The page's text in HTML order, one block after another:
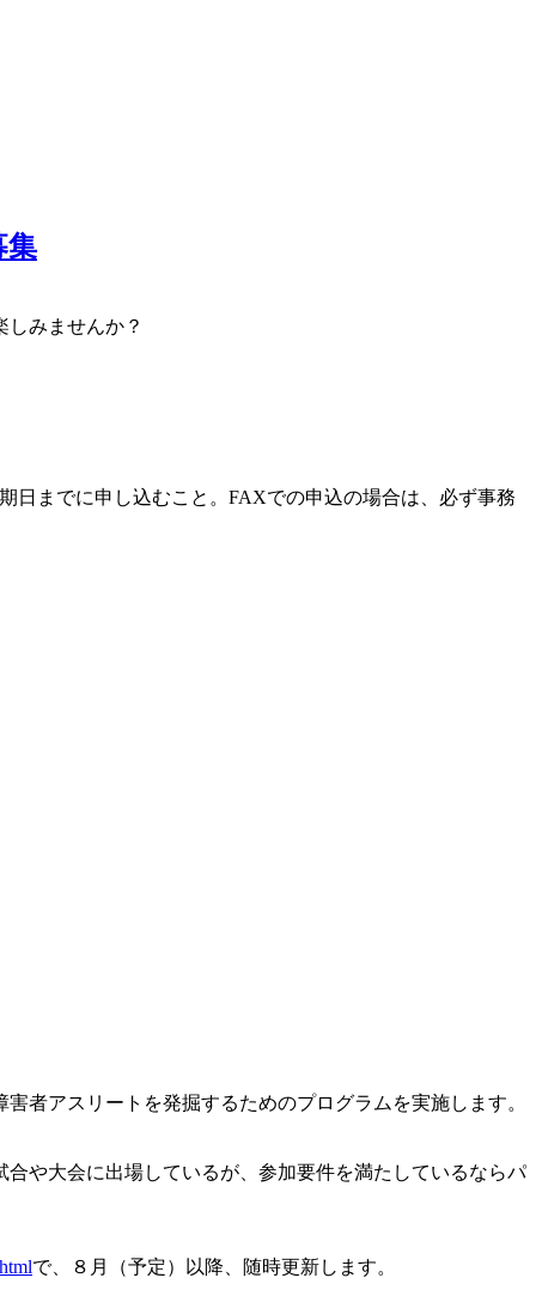
集
みませんか？
日までに申し込むこと。FAXでの申込の場合は、必ず事務
者アスリートを発掘するためのプログラムを実施します。
や大会に出場しているが、参加要件を満たしているならパ
で、８月（予定）以降、随時更新します。